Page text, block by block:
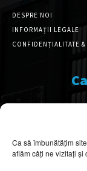
Ca să îmbunătățim
aflăm câți ne vizitați și
DESPRE NOI
INFORMAȚII LEGALE
CONFIDENȚIALITATE